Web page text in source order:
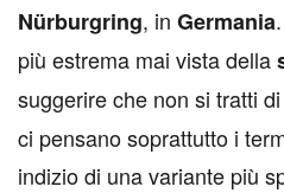
Nürburgring, in Germania
più estrema mai vista della
suggerire che non si tratti
ci pensano soprattutto i
indizio di una variante più